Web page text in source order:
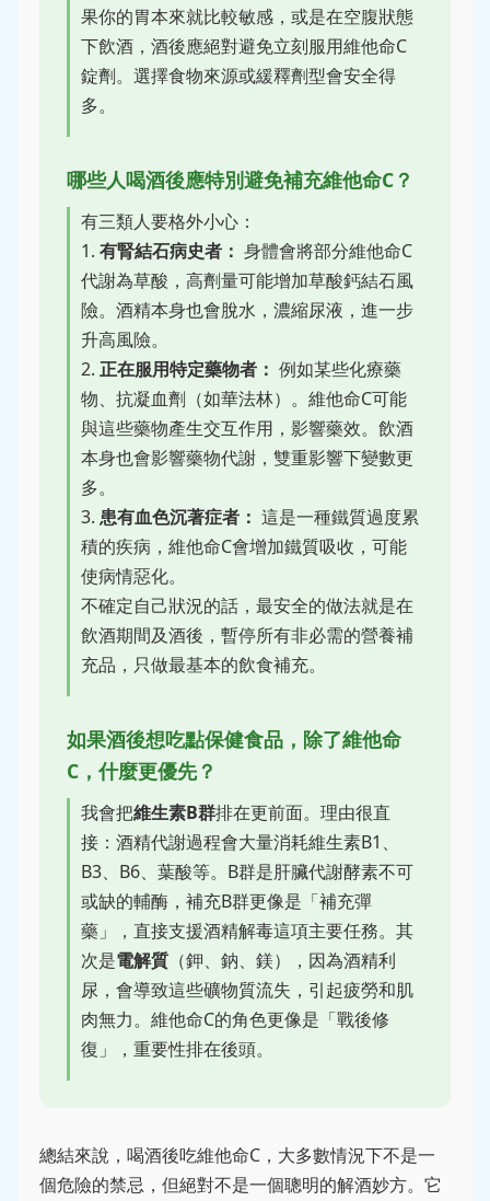
果你的胃本來就比較敏感，或是在空腹狀態
下飲酒，酒後應絕對避免立刻服用維他命C
錠劑。選擇食物來源或緩釋劑型會安全得
多。
哪些人喝酒後應特別避免補充維他命C？
有三類人要格外小心：
1. 有腎結石病史者： 身體會將部分維他命C
代謝為草酸，高劑量可能增加草酸鈣結石風
險。酒精本身也會脫水，濃縮尿液，進一步
升高風險。
2. 正在服用特定藥物者： 例如某些化療藥
物、抗凝血劑（如華法林）。維他命C可能
與這些藥物產生交互作用，影響藥效。飲酒
本身也會影響藥物代謝，雙重影響下變數更
多。
3. 患有血色沉著症者： 這是一種鐵質過度累
積的疾病，維他命C會增加鐵質吸收，可能
使病情惡化。
不確定自己狀況的話，最安全的做法就是在
飲酒期間及酒後，暫停所有非必需的營養補
充品，只做最基本的飲食補充。
如果酒後想吃點保健食品，除了維他命
C，什麼更優先？
我會把維生素B群排在更前面。理由很直
接：酒精代謝過程會大量消耗維生素B1、
B3、B6、葉酸等。B群是肝臟代謝酵素不可
或缺的輔酶，補充B群更像是「補充彈
藥」，直接支援酒精解毒這項主要任務。其
次是電解質 （鉀、鈉、鎂），因為酒精利
尿，會導致這些礦物質流失，引起疲勞和肌
肉無力。維他命C的角色更像是「戰後修
復」，重要性排在後頭。
總結來說，喝酒後吃維他命C，大多數情況下不是一
個危險的禁忌，但絕對不是一個聰明的解酒妙方。它